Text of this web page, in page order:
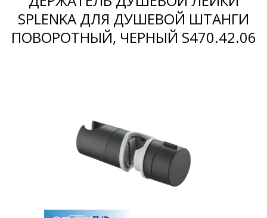
Ванны
Душевые кабины
Полотенцесушители
Аксессуары для ванных комнат
SPLENKA ДЛЯ ДУШЕВОЙ ШТАНГИ
ПОВОРОТНЫЙ, ЧЕРНЫЙ S470.42.06